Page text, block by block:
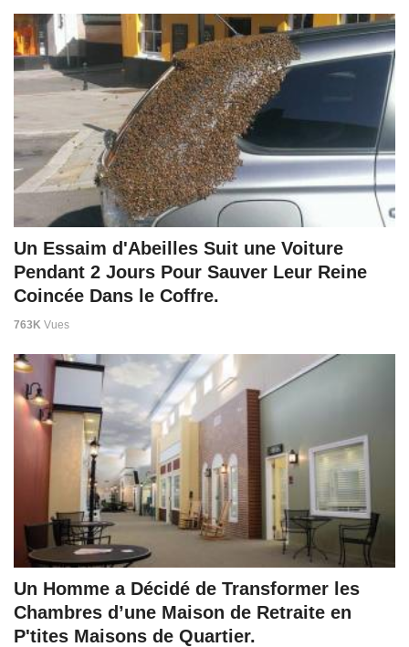
Un Essaim d'Abeilles Suit une Voiture
Pendant 2 Jours Pour Sauver Leur Reine
Coincée Dans le Coffre.
763K Vues
Un Homme a Décidé de Transformer les
Chambres d’une Maison de Retraite en
P'tites Maisons de Quartier.